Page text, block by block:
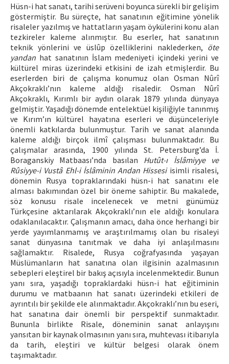
Hüsn-i hat sanatı, tarihi serüveni boyunca sürekli bir gelişim
göstermiştir. Bu süreçte, hat sanatının eğitimine yönelik
risaleler yazılmış ve hattatların yaşam öykülerini konu alan
tezkireler kaleme alınmıştır. Bu eserler, hat sanatının
teknik yönlerini ve üslûp özelliklerini naklederken, öte
yandan hat sanatının İslam medeniyeti içindeki yerini ve
kültürel miras üzerindeki etkisini de izah etmişlerdir. Bu
eserlerden biri de çalışma konumuz olan Osman Nûrî
Akçokraklı’nın kaleme aldığı risaledir. Osman Nûrî
Akçokraklı, Kırımlı bir aydın olarak 1879 yılında dünyaya
gelmiştir. Yaşadığı dönemde entelektüel kişiliğiyle tanınmış
ve Kırım’ın kültürel hayatına eserleri ve düşünceleriyle
önemli katkılarda bulunmuştur. Tarih ve sanat alanında
kaleme aldığı birçok ilmî çalışması bulunmaktadır. Bu
çalışmalar arasında, 1900 yılında St. Petersburg’da İ.
Boraganskiy Matbaası’nda basılan Hutût-ı İslâmiyye ve
Rûsiyye-i Vustâ Ehl-i İslâminin Andan Hissesiisimli risalesi,
dönemin Rusya topraklarındaki hüsn-i hat sanatını ele
alması bakımından özel bir öneme sahiptir. Bu makalede,
söz konusu risale incelenecek ve metni günümüz
Türkçesine aktarılarak Akçokraklı’nın ele aldığı konulara
odaklanılacaktır. Çalışmanın amacı, daha önce herhangi bir
yerde yayımlanmamış ve araştırılmamış olan bu risaleyi
sanat dünyasına tanıtmak ve daha iyi anlaşılmasını
sağlamaktır. Risalede, Rusya coğrafyasında yaşayan
Müslümanların hat sanatına olan ilgisinin azalmasının
sebepleri eleştirel bir bakış açısıyla incelenmektedir. Bunun
yanı sıra, yaşadığı topraklardaki hüsn-i hat eğitiminin
durumu ve matbaanın hat sanatı üzerindeki etkileri de
ayrıntılı bir şekilde ele alınmaktadır. Akçokraklı’nın bu eseri,
hat sanatına dair önemli bir perspektif sunmaktadır.
Bununla birlikte Risale, döneminin sanat anlayışını
yansıtan bir kaynak olmasının yanı sıra, muhtevası itibarıyla
da tarih, eleştiri ve kültür belgesi olarak önem
taşımaktadır.